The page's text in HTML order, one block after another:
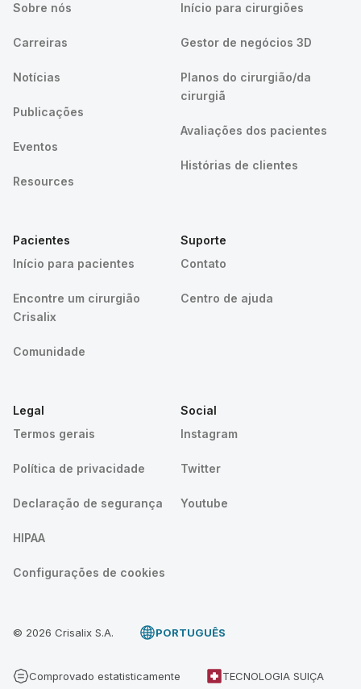
Sobre nós
Carreiras
Notícias
Publicações
Eventos
Resources
Início para cirurgiões
Gestor de negócios 3D
Planos do cirurgião/da
cirurgiã
Avaliações dos pacientes
Histórias de clientes
Pacientes
Início para pacientes
Encontre um cirurgião
Crisalix
Comunidade
Suporte
Contato
Centro de ajuda
Legal
Termos gerais
Política de privacidade
Declaração de segurança
HIPAA
Configurações de cookies
Social
Instagram
Twitter
Youtube
© 2026 Crisalix S.A. PORTUGUÊS
Comprovado estatisticamente TECNOLOGIA SUIÇA